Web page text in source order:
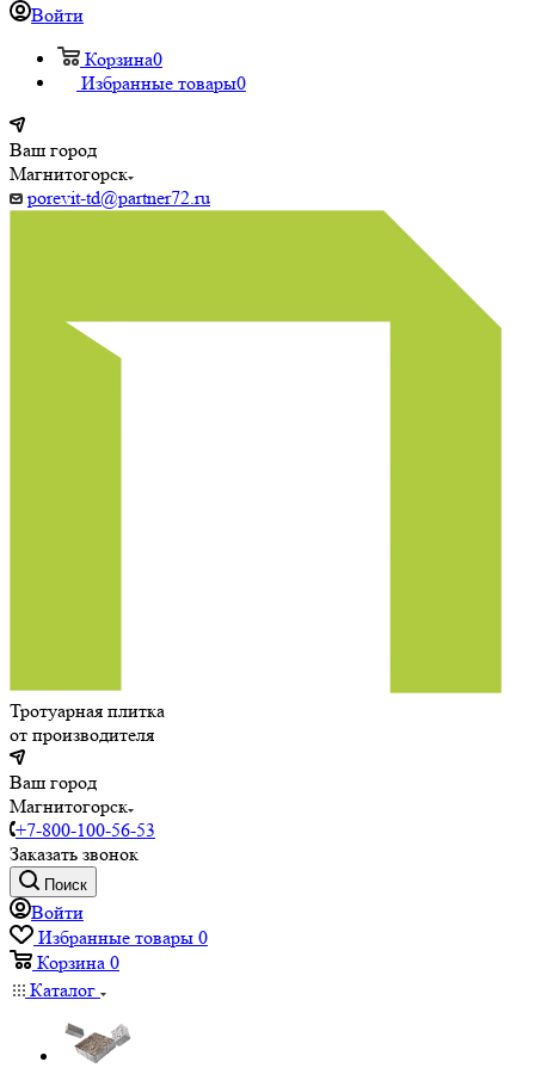
Войти
Корзина0
Избранные товары0
Ваш город
Магнитогорск
porevit-td@partner72.ru
Тротуарная плитка
от производителя
Ваш город
Магнитогорск
+7-800-100-56-53
Заказать звонок
Поиск
Войти
Избранные товары 0
Корзина 0
Каталог